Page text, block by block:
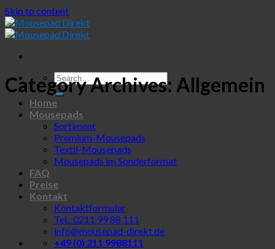
Skip to content
Home
Mousepads
Sortiment
Premium-Mousepads
Textil-Mousepads
Mousepads im Sonderformat
FAQ
Preise
Kontakt
Kontaktformular
Tel.: 0211 99 88 111
info@mousepad-direkt.de
+49 (0) 211 9988111
Category Archives: Allgemein